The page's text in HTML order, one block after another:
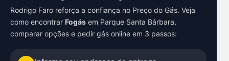
Rodrigo Faro reforça a confiança no Preço do Gás. Veja
como encontrar Fogás em Parque Santa Bárbara,
comparar opções e pedir gás online em 3 passos: